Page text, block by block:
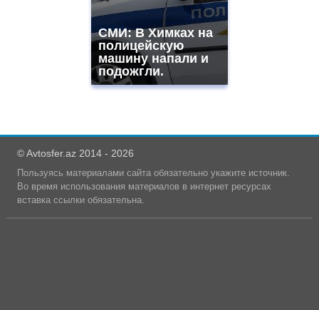
СМИ: В Химках на
полицейскую
машину напали и
подожгли.
© Avtosfer.az 2014 - 2026
Пользуясь материалами сайта обязательно укажите источник.
Во время использования материалов в интернет ресурсах
вставка ссылки обязательна.